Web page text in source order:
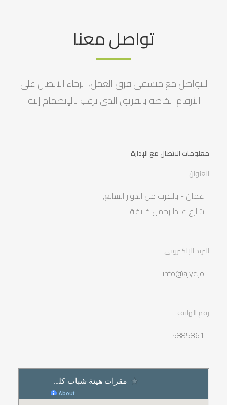
تواصل معنا
للتواصل مع منسقي فرق العمل، الرجاء الاتصال على
الأرقام الخاصة بالفريق الذي ترغب بالإنضمام إليه.
معلومات الاتصال مع الإدارة
العنوان
عمان - بالقرب من الدوار السابع,
شارع عبدالرحمن خليفة
البريد الإلكتروني
info@ajyc.jo
رقم الهاتف
5885861